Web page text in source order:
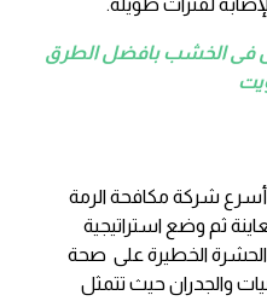
لفترات طويلة.
فى الخشب بافضل الطرق
شركة مكافحة الرمة
ثم وضع استراتيجية
الخطيرة على صحة
والجدران حيث تتمثل